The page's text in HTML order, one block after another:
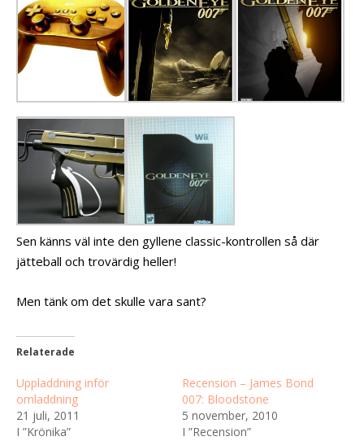
Sen känns väl inte den gyllene classic-kontrollen så där
jätteball och trovärdig heller!
Men tänk om det skulle vara sant?
Relaterade
Uppladdning inför
omladdning
21 juli, 2011
I ”Krönika”
Recension – James Bond
007: Bloodstone
5 november, 2010
I ”Recension”